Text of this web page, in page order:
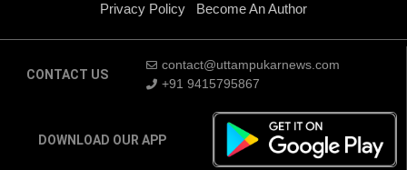
Privacy Policy
Become An Author
CONTACT US
contact@uttampukarnews.com
+91 9415795867
DOWNLOAD OUR APP